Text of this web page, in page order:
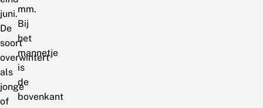
juni.
De
soort
overwintert
als
jonge
of
mm.
Bij
het
mannetje
is
de
bovenkant